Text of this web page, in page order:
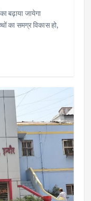
बढ़ाया जायेगा
का समग्र विकास हो,